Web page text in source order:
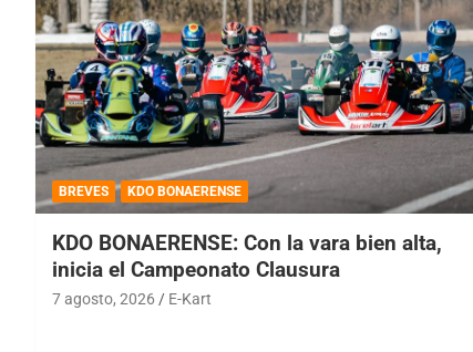
BREVES KDO BONAERENSE
KDO BONAERENSE: Con la vara bien alta,
inicia el Campeonato Clausura
7 agosto, 2026 E-Kart